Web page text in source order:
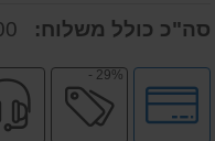
סה"כ כולל משלוח:
לחץ
לאפשרויות
29% - מבצע